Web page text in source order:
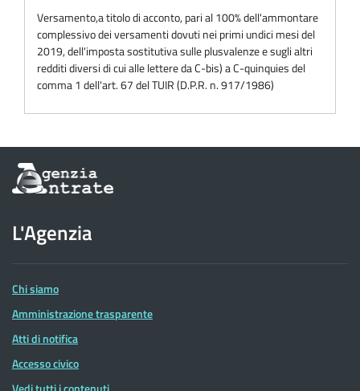
Versamento,a titolo di acconto, pari al 100% dell'ammontare
complessivo dei versamenti dovuti nei primi undici mesi del
2019, dell'imposta sostitutiva sulle plusvalenze e sugli altri
redditi diversi di cui alle lettere da C-bis) a C-quinquies del
comma 1 dell'art. 67 del TUIR (D.P.R. n. 917/1986)
Informazioni
sul
dell'Agenzia
delle
Entrate
L'Agenzia
Chi siamo
Amministrazione trasparente
Atti di notifica
Accesso civico